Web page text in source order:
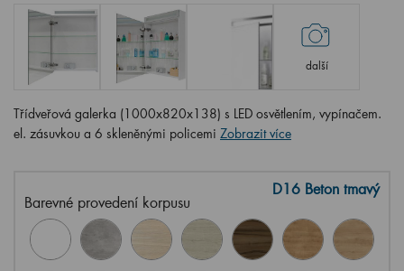
další
Třídveřová galerka (1000x820x138) s LED osvětlením, vypínačem.
el. zásuvkou a 6 skleněnými policemi Zobrazit více
Barevné provedení korpusu
D16 Beton tmavý